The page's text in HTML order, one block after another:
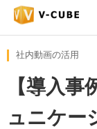
社内動画の活用
【導入事
ュニケー